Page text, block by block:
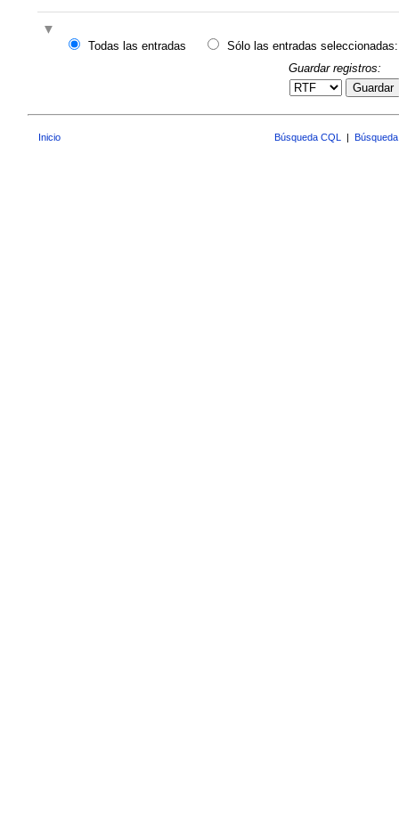
Todas las entradas
Sólo las entradas seleccionadas:
Guardar registros:
Guardar
Inicio Búsqueda CQL